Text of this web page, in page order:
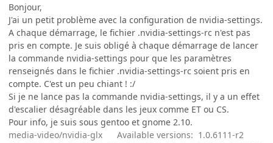
Bonjour,
J'ai un petit problème avec la configuration de nvidia-settings.
A chaque démarrage, le fichier .nvidia-settings-rc n'est pas
pris en compte. Je suis obligé à chaque démarrage de lancer
la commande nvidia-settings pour que les paramètres
renseignés dans le fichier .nvidia-settings-rc soient pris en
compte. C'est un peu chiant ! :/
Si je ne lance pas la commande nvidia-settings, il y a un effet
d'escalier désagréable dans les jeux comme ET ou CS.
Pour info, je suis sous gentoo et gnome 2.10.
media-video/nvidia-glx Available versions: 1.0.6111-r2